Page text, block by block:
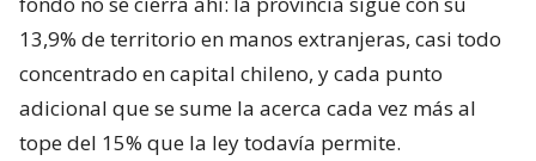
13,9% de territorio en manos extranjeras, casi todo
concentrado en capital chileno, y cada punto
adicional que se sume la acerca cada vez más al
tope del 15% que la ley todavía permite.